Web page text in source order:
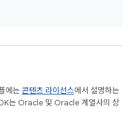
에는 콘텐츠 라이선스에서 설명하는
는 Oracle 및 Oracle 계열사의 상